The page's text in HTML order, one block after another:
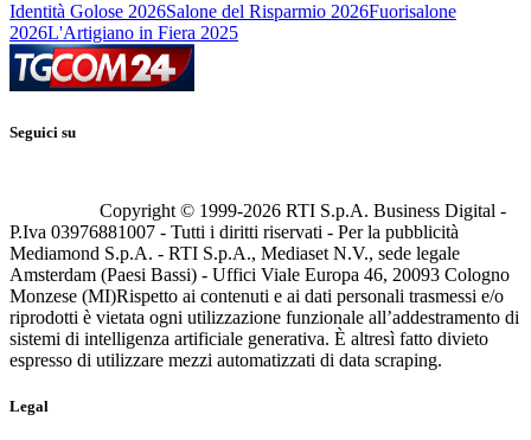
Identità Golose 2026Salone del Risparmio 2026Fuorisalone
2026L'Artigiano in Fiera 2025
Seguici su
Copyright © 1999-2026 RTI S.p.A. Business Digital -
P.Iva 03976881007 - Tutti i diritti riservati - Per la pubblicità
Mediamond S.p.A. - RTI S.p.A., Mediaset N.V., sede legale
Amsterdam (Paesi Bassi) - Uffici Viale Europa 46, 20093 Cologno
Monzese (MI)Rispetto ai contenuti e ai dati personali trasmessi e/o
riprodotti è vietata ogni utilizzazione funzionale all’addestramento di
sistemi di intelligenza artificiale generativa. È altresì fatto divieto
espresso di utilizzare mezzi automatizzati di data scraping.
Legal